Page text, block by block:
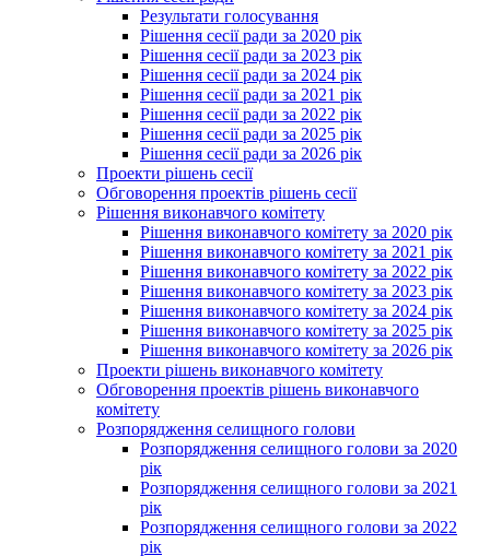
Результати голосування
Рішення сесії ради за 2020 рік
Рішення сесії ради за 2023 рік
Рішення сесії ради за 2024 рік
Рішення сесії ради за 2021 рік
Рішення сесії ради за 2022 рік
Рішення сесії ради за 2025 рік
Рішення сесії ради за 2026 рік
Проекти рішень сесії
Обговорення проектів рішень сесії
Рішення виконавчого комітету
Рішення виконавчого комітету за 2020 рік
Рішення виконавчого комітету за 2021 рік
Рішення виконавчого комітету за 2022 рік
Рішення виконавчого комітету за 2023 рік
Рішення виконавчого комітету за 2024 рік
Рішення виконавчого комітету за 2025 рік
Рішення виконавчого комітету за 2026 рік
Проекти рішень виконавчого комітету
Обговорення проектів рішень виконавчого
комітету
Розпорядження селищного голови
Розпорядження селищного голови за 2020
рік
Розпорядження селищного голови за 2021
рік
Розпорядження селищного голови за 2022
рік